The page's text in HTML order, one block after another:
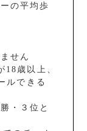
の平均歩
せん
18歳以上、
ルできる
・３位と